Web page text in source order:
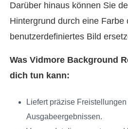
Darüber hinaus können Sie
Hintergrund durch eine Farbe
benutzerdefiniertes Bild
Was Vidmore Background
dich tun kann:
Liefert präzise
Ausgabeergebnissen.